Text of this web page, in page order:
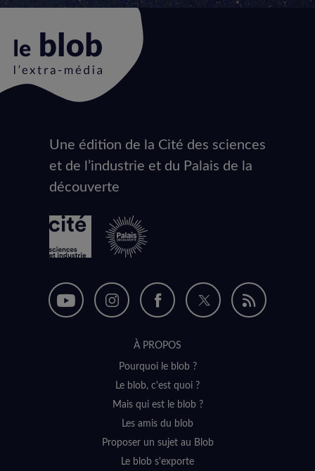
Animation
du
logo
Une édition de la Cité des sciences
et de l’industrie et du Palais de la
découverte
Nous
Nous
Instagram
Nous
sur
Facebook
(nouvelle
Nous
Flux
À PROPOS
Pourquoi le blob ?
Le blob, c'est quoi ?
Mais qui est le blob ?
Les amis du blob
Proposer un sujet au Blob
Le blob s'exporte